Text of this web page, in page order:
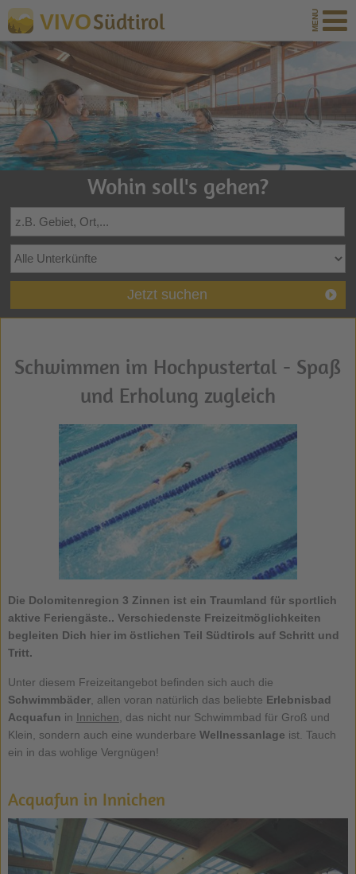
VIVOSüdtirol
Wohin soll's gehen?
Jetzt suchen
Schwimmen im Hochpustertal - Spaß
und Erholung zugleich
Die Dolomitenregion 3 Zinnen ist ein Traumland für sportlich
aktive Feriengäste.. Verschiedenste Freizeitmöglichkeiten
begleiten Dich hier im östlichen Teil Südtirols auf Schritt und
Tritt.
Unter diesem Freizeitangebot befinden sich auch die
Schwimmbäder, allen voran natürlich das beliebte Erlebnisbad
Acquafun in Innichen , das nicht nur Schwimmbad für Groß und
Klein, sondern auch eine wunderbare Wellnessanlage ist. Tauch
ein in das wohlige Vergnügen!
Acquafun in Innichen